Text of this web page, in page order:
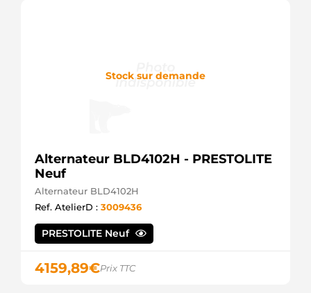
Stock sur demande
Alternateur BLD4102H - PRESTOLITE
Neuf
Alternateur BLD4102H
Ref. AtelierD : 3009436
PRESTOLITE Neuf
4159,89€Prix TTC